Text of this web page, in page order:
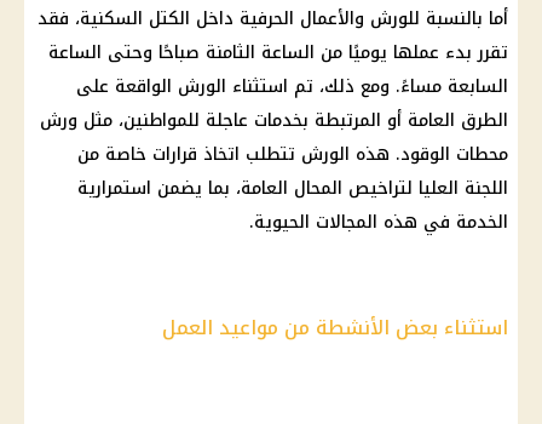
أما بالنسبة للورش والأعمال الحرفية داخل الكتل السكنية، فقد
تقرر بدء عملها يوميًا من الساعة الثامنة صباحًا وحتى الساعة
السابعة مساءً. ومع ذلك، تم استثناء الورش الواقعة على
الطرق العامة أو المرتبطة بخدمات عاجلة للمواطنين، مثل ورش
محطات الوقود. هذه الورش تتطلب اتخاذ قرارات خاصة من
اللجنة العليا لتراخيص المحال العامة، بما يضمن استمرارية
الخدمة في هذه المجالات الحيوية.
استثناء بعض الأنشطة من مواعيد العمل